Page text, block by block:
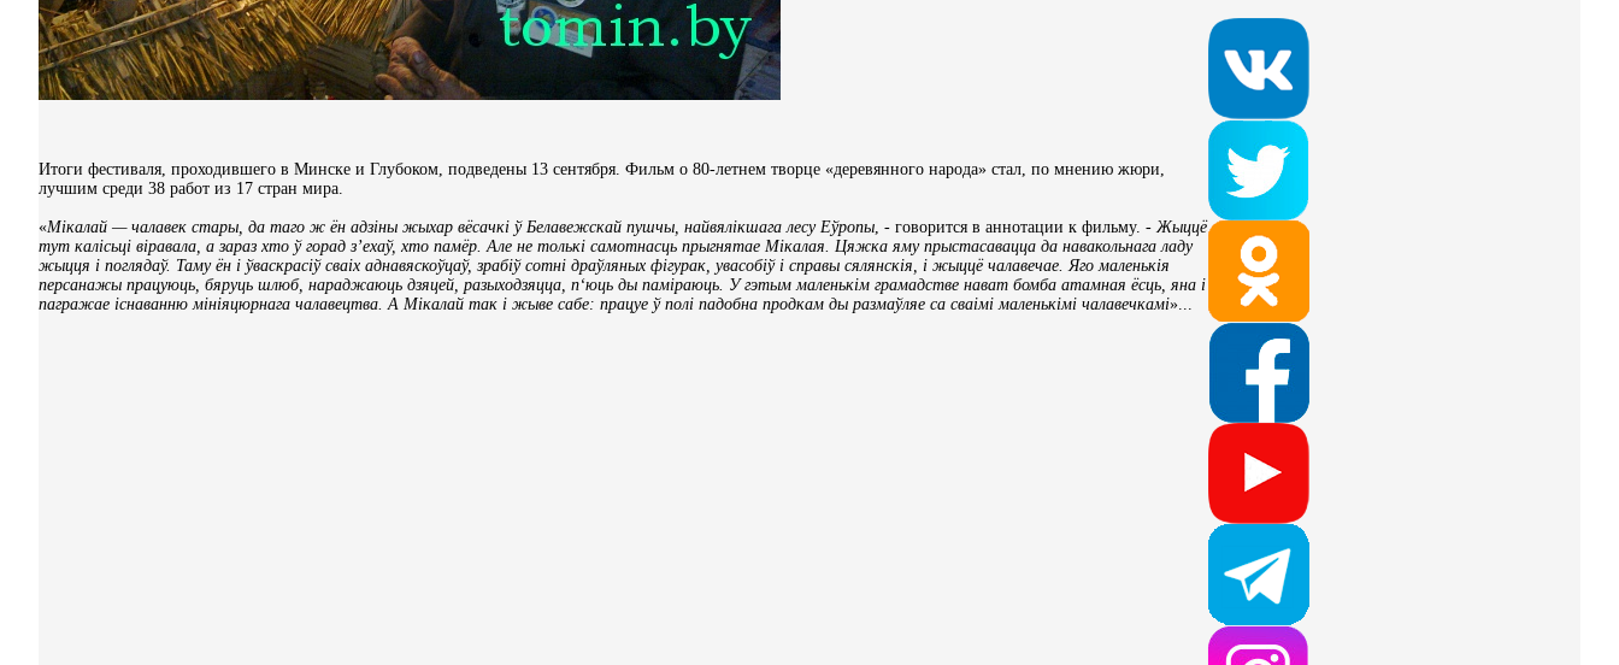
Итоги фестиваля, проходившего в Минске и Глубоком, подведены 13 сентября. Фильм о 80-летнем творце «деревянного народа» стал, по мнению жюри,
лучшим среди 38 работ из 17 стран мира.
«Мікалай — чалавек стары, да таго ж ён адзіны жыхар вёсачкі ў Белавежскай пушчы, найвялікшага лесу Еўропы , - говорится в аннотации к фильму. - Жыццё
тут калісьці віравала, а зараз хто ў горад з’ехаў, хто памёр. Але не толькі самотнасць прыгнятае Мікалая. Цяжка яму прыстасавацца да навакольнага ладу
жыцця і поглядаў. Таму ён і ўваскрасіў сваіх аднавяскоўцаў, зрабіў сотні драўляных фігурак, увасобіў і справы сялянскія, і жыццё чалавечае. Яго маленькія
персанажы працуюць, бяруць шлюб, нараджаюць дзяцей, разыходзяцца, п‘юць ды паміраюць. У гэтым маленькім грамадстве нават бомба атамная ёсць, яна і
пагражае існаванню мініяцюрнага чалавецтва. А Мікалай так і жыве сабе: працуе ў полі падобна продкам ды размаўляе са сваімі маленькімі чалавечкамі»...